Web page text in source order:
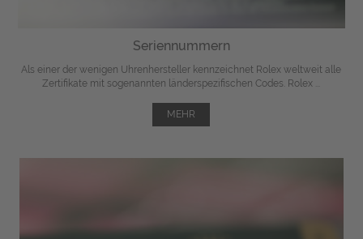
Seriennummern
Als einer der wenigen Uhrenhersteller kennzeichnet Rolex weltweit alle
Zertifikate mit sogenannten länderspezifischen Codes. Rolex ...
MEHR